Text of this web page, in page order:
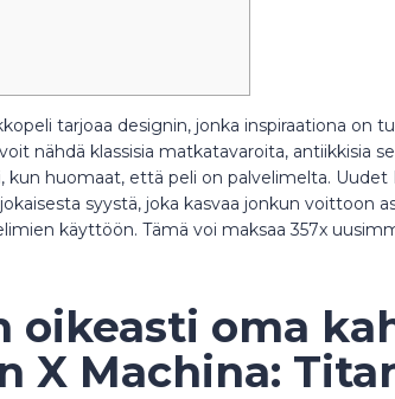
tarjoaa designin, jonka inspiraationa
nähdä klassisia matkatavaroita, antiikkisia
kun huomaat, että peli on palvelimelta. Uudet
syystä, joka kasvaa jonkun voittoon
käyttöön. Tämä voi maksaa 357x
oikeasti oma
X Machina: